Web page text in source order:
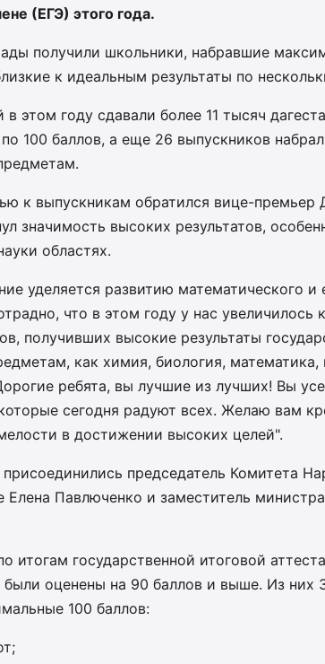
(ЕГЭ) этого года.
получили школьники, набравшие
к идеальным результаты по
этом году сдавали более 11 тысяч
100 баллов, а еще 26 выпускников
к выпускникам обратился вице-премьер
значимость высоких результатов,
областях.
уделяется развитию математического и
что в этом году у нас увеличилось
получивших высокие результаты
как химия, биология, математика,
ребята, вы лучшие из лучших! Вы
сегодня радуют всех. Желаю вам
в достижении высоких целей".
председатель Комитета
Елена Павлюченко и заместитель
итогам государственной итоговой
были оценены на 90 баллов и выше. Из них
100 баллов: